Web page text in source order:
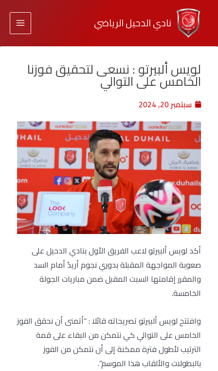
نادي الدحيل الرياضي
لويس ألبيرتو : نسعى لتحقيق فوزنا
الخامس على التوالي
سبتمبر 20, 2024
أكد لويس ألبيرتو لاعب الفريق الأول بنادي الدحيل على
صعوبة المواجهة المقبلة بدوري نجوم أريدُ أمام السد
والمقرر إقامتها السبت المقبل ضمن مباريات الجولة
الخامسة.
وافتتح لويس ألبيرتو تصريحاته قائلا : “أتمنى أن نحقق الفوز
الخامس على التوالي كي نتمكن من البقاء على قمة
الترتيب لأطول فترة ممكنة إلى أن نتمكن من الفوز
بالبطولات والألقاب هذا الموسم”.